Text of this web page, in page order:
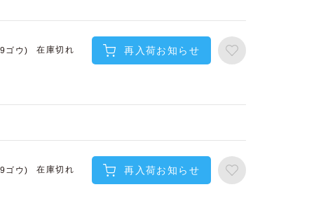
ゴウ) 在庫切れ 再入荷お知らせ
ゴウ) 在庫切れ 再入荷お知らせ